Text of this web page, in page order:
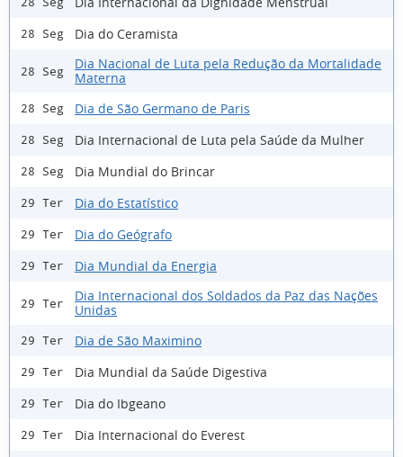
28 Seg Dia do Ceramista
28 Seg
Dia Nacional de Luta pela Redução da Mortalidade
Materna
28 Seg Dia de São Germano de Paris
28 Seg Dia Internacional de Luta pela Saúde da Mulher
28 Seg Dia Mundial do Brincar
29 Ter Dia do Estatístico
29 Ter Dia do Geógrafo
29 Ter Dia Mundial da Energia
29 Ter
Dia Internacional dos Soldados da Paz das Nações
Unidas
29 Ter Dia de São Maximino
29 Ter Dia Mundial da Saúde Digestiva
29 Ter Dia do Ibgeano
29 Ter Dia Internacional do Everest